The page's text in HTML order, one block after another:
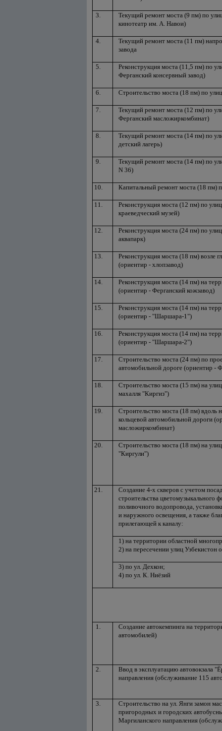
3.
Текущий ремонт моста (9 пм) по
кинотеатр им. А. Навои)
4.
Текущий ремонт моста (11 пм)
завода
5.
Реконструкция моста (11,5 пм) по
Ферганский консервный завод)
6. Строительство моста (18 пм) по
7.
Текущий ремонт моста (12 пм) по
Ферганский масложиркомбинат)
8.
Текущий ремонт моста (14 пм) по
детский лагерь)
9.
Текущий ремонт моста (14 пм) по
N 36)
10. Капитальный ремонт моста (18 пм)
11.
Реконструкция моста (12 пм) по
краеведческий музей)
12.
Реконструкция моста (24 пм) по
аквапарк)
13.
Реконструкция моста (18 пм) возле
(ориентир - хлопзавод)
14.
Реконструкция моста (14 пм) на
(ориентир - Ферганский кожзавод)
15.
Реконструкция моста (14 пм) на
(ориентир - "Шаршара-1")
16.
Реконструкция моста (14 пм) на
(ориентир - "Шаршара-2")
17.
Строительство моста (24 пм) по
автомобильной дороге (ориентир -
18.
Строительство моста (15 пм) на
махалля "Киргиз")
19.
Строительство моста (18 пм) вдоль
кольцевой автомобильной дороги
масложиркомбинат)
20.
Строительство моста (18 пм) на
"Киргули")
21.
Создание 4-х скверов с учетом
строительства цветомузыкального
поливочного водопровода,
и наружного освещения, а также
прилегающей к каналу:
1) на территории областной
2) на пересечении улиц Узбекистон
3) по ул. Дехкон;
4) по ул. К. Ниёзий
1.
Создание автокемпинга на
автомобилей)
2.
Ввод в эксплуатацию автовокзала
направления (обслуживание 115
3.
Строительство на ул. Янги замон
пригородных и городских
Маргиланского направления